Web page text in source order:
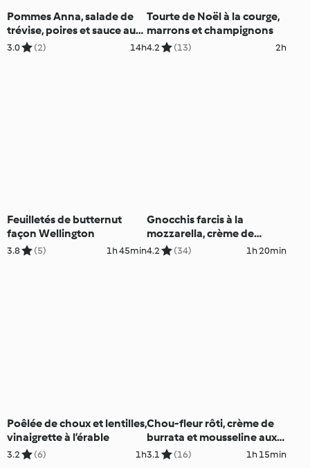
Pommes Anna, salade de
trévise, poires et sauce au
bleu
3.0 (2) 14h
Tourte de Noël à la courge,
marrons et champignons
4.2 (13) 2h
Feuilletés de butternut
façon Wellington
3.8 (5) 1h 45min
Gnocchis farcis à la
mozzarella, crème de
parmesan truffée
4.2 (34) 1h 20min
Poêlée de choux et lentilles,
vinaigrette à l’érable
3.2 (6) 1h
Chou-fleur rôti, crème de
burrata et mousseline aux
agrumes
3.1 (16) 1h 15min